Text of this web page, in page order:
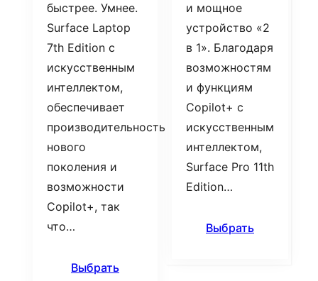
быстрее. Умнее.
Surface Laptop
7th Edition с
искусственным
интеллектом,
обеспечивает
производительность
нового
поколения и
возможности
Copilot+, так
что…
Выбрать
и мощное
устройство «2
в 1». Благодаря
возможностям
и функциям
Copilot+ с
искусственным
интеллектом,
Surface Pro 11th
Edition…
Выбрать